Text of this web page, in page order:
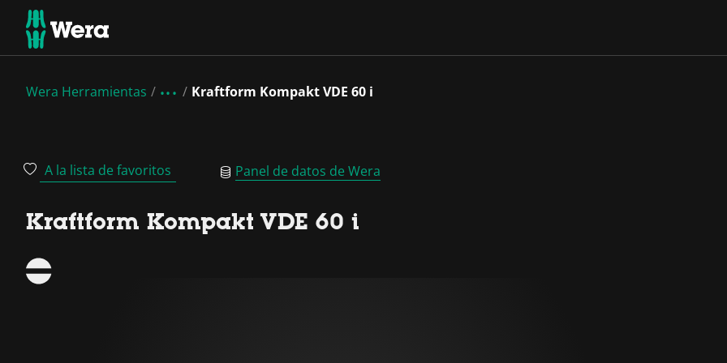
Wera Herramientas Kraftform Kompakt VDE 60 i
A la lista de favoritos Panel de datos de Wera
Kraftform Kompakt VDE 60 i